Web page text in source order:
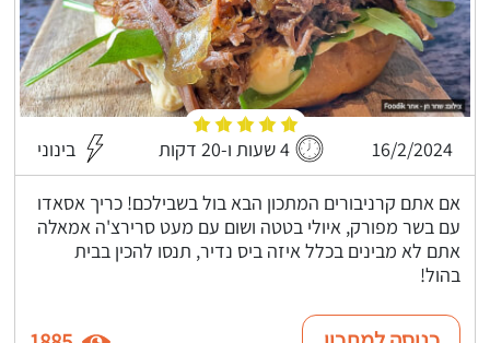
16/2/2024 4 שעות ו-20 דקות בינוני
אם אתם קרניבורים המתכון הבא בול בשבילכם! כריך אסאדו
עם בשר מפורק, איולי בטטה ושום עם מעט סרירצ'ה אמאלה
אתם לא מבינים בכלל איזה ביס נדיר, תנסו להכין בבית
בהול!